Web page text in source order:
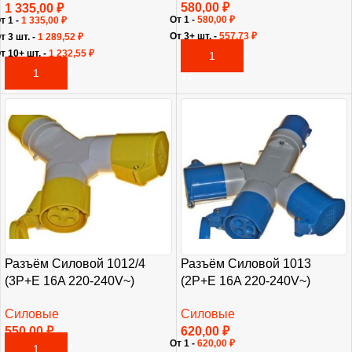
1 335,00 ₽
В КОРЗИНУ
1 - 1 335,00 ₽
3 шт. - 1 289,52 ₽
10+ шт. - 1 232,55 ₽
580,00 ₽
В КОРЗИНУ
От 1 - 580,00 ₽
От 3+ шт. - 557,73 ₽
Разъём Силовой 1012/4
(3P+E 16A 220-240V~)
Силовые
550,00₽
В КОРЗИНУ
Разъём Силовой 1013
(2P+E 16A 220-240V~)
Силовые
620,00 ₽
От 1 - 620,00 ₽